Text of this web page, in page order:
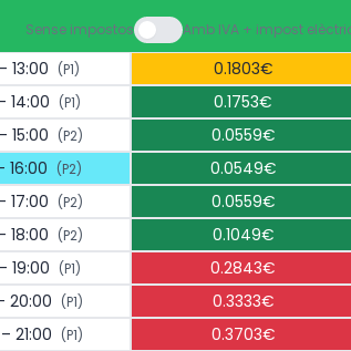
Sense impostos Amb IVA + impost
13:00 (P1)
0.1803€
14:00 (P1)
0.1753€
15:00 (P2)
0.0559€
16:00 (P2)
0.0549€
17:00 (P2)
0.0559€
18:00 (P2)
0.1049€
19:00 (P1)
0.2843€
20:00 (P1)
0.3333€
21:00 (P1)
0.3703€